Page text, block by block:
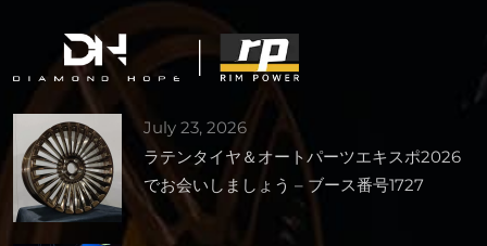
July 23, 2026
ラテンタイヤ＆オートパーツエキスポ2026
でお会いしましょう – ブース番号1727